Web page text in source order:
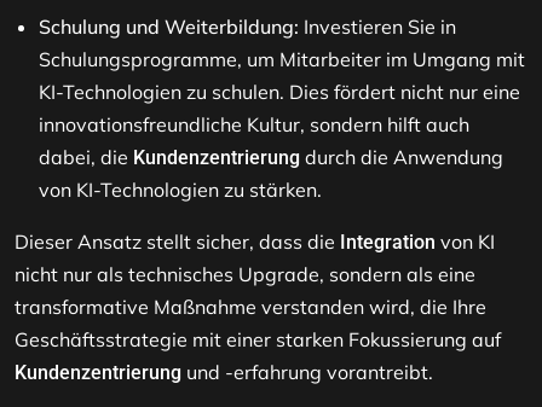
Schulung und Weiterbildung: Investieren Sie in
Schulungsprogramme, um Mitarbeiter im Umgang mit
KI-Technologien zu schulen. Dies fördert nicht nur eine
innovationsfreundliche Kultur, sondern hilft auch
dabei, die Kundenzentrierung durch die Anwendung
von KI-Technologien zu stärken​​.
Dieser Ansatz stellt sicher, dass die Integration von KI
nicht nur als technisches Upgrade, sondern als eine
transformative Maßnahme verstanden wird, die Ihre
Geschäftsstrategie mit einer starken Fokussierung auf
Kundenzentrierung und -erfahrung vorantreibt.